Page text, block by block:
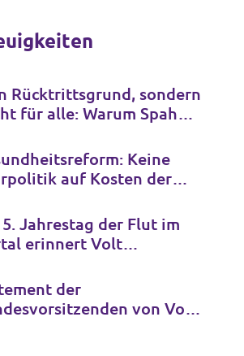
Rücktrittsgrund, sondern
für alle: Warum Spahns
darf
Keine
auf Kosten der
Jahrestag der Flut im
erinnert Volt
und fordert
Handeln
der
von Volt